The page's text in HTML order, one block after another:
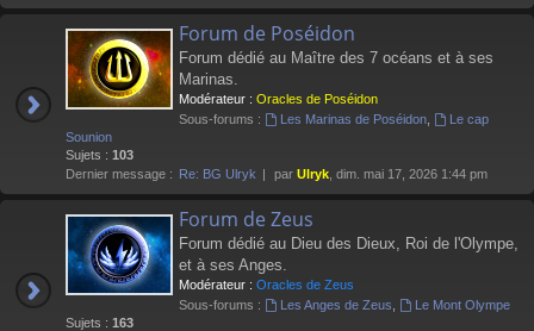
Forum de Poséidon
Forum dédié au Maître des 7 océans et à ses
Marinas.
Modérateur : Oracles de Poséidon
Sous-forums :
Les Marinas de Poséidon,
Le cap
Sounion
Sujets : 103
Dernier message : Re: BG Ulryk par Ulryk , dim. mai 17, 2026 1:44 pm
Forum de Zeus
Forum dédié au Dieu des Dieux, Roi de l'Olympe,
et à ses Anges.
Modérateur : Oracles de Zeus
Sous-forums :
Les Anges de Zeus
Le Mont Olympe
Sujets : 163